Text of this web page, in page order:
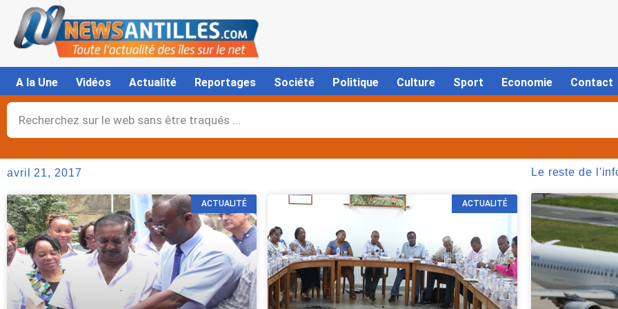
contenu
A la Une Vidéos Actualité Reportages Société Politique Culture Sport Economie Contact
Rechercher
avril 21, 2017
ACTUALITÉ ACTUALITÉ
Le reste de